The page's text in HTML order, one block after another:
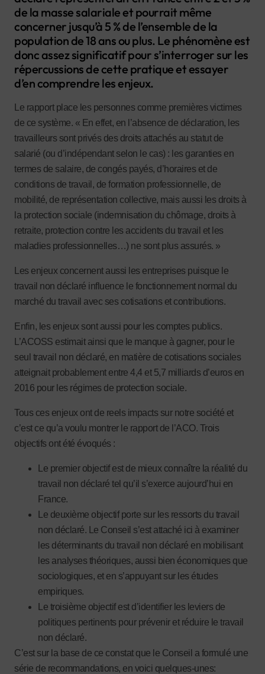
de la masse salariale et pourrait même
concerner jusqu’à 5 % de l’ensemble de la
population de 18 ans ou plus. Le phénomène est
donc assez significatif pour s’interroger sur les
répercussions de cette pratique et essayer
d’en comprendre les enjeux.
Le rapport place les personnes comme premières victimes
de ce système. « En effet, en l’absence de déclaration, les
travailleurs sont privés des droits attachés au statut de
salarié (ou d’indépendant selon le cas) : les garanties en
termes de salaire, de congés payés, d’horaires et de
conditions de travail, de formation professionnelle, de
mobilité, de représentation collective, mais aussi les droits à
la protection sociale (indemnisation du chômage, droits à
retraite, protection contre les accidents du travail et les
maladies professionnelles…) ne sont plus assurés. »
Les enjeux concernent aussi les entreprises puisque le
travail non déclaré influence le fonctionnement normal du
marché du travail avec ses cotisations et contributions.
Enfin, les enjeux sont aussi pour les comptes publics.
L’ACOSS estimait ainsi que le manque à gagner, pour le
seul travail non déclaré, en matière de cotisations sociales
atteignait probablement entre 4,4 et 5,7 milliards d’euros en
2016 pour les régimes de protection sociale.
Tous ces enjeux ont de reels impacts sur notre société et
c’est ce qu’a voulu montrer le rapport de l’ACO. Trois
objectifs ont été évoqués :
Le premier objectif est de mieux connaître la réalité du
travail non déclaré tel qu’il s’exerce aujourd’hui en
France.
Le deuxième objectif porte sur les ressorts du travail
non déclaré. Le Conseil s’est attaché ici à examiner
les déterminants du travail non déclaré en mobilisant
les analyses théoriques, aussi bien économiques que
sociologiques, et en s’appuyant sur les études
empiriques.
Le troisième objectif est d’identifier les leviers de
politiques pertinents pour prévenir et réduire le travail
non déclaré.
C’est sur la base de ce constat que le Conseil a formulé une
série de recommandations, en voici quelques-unes: